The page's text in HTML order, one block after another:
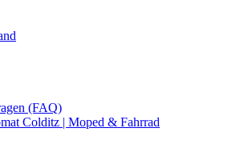
(FAQ)
Colditz | Moped & Fahrrad